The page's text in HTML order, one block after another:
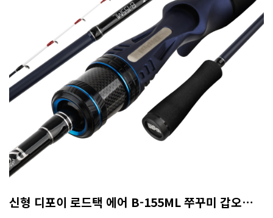
신형 디포이 로드택 에어 B-155ML 쭈꾸미 갑오징어 8:2 액션 (A/S 50% 보증카드)